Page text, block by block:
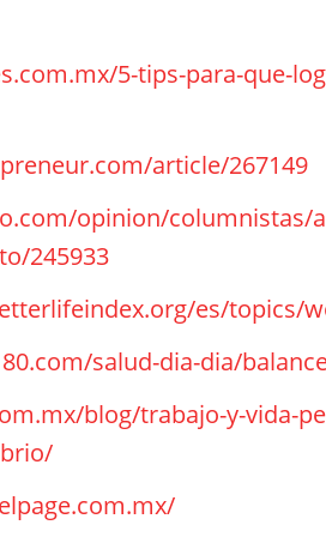
5-tips-para-que-
article/267149
opinion/columnistas/
245933
es/topics/
salud-dia-dia/
blog/trabajo-y-vida-